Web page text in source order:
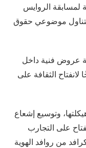
لمسابقة الروايس
موضوعي حقوق
عروض فنية داخل
لأيت ملول 1 و2، ترسيخًا لانفتاح الثقافة على
وتوسيع إشعاع
على التجارب
من روافد الهوية